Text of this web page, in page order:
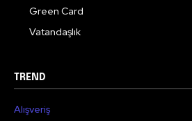
Green Card
Vatandaşlık
TREND
Alışveriş